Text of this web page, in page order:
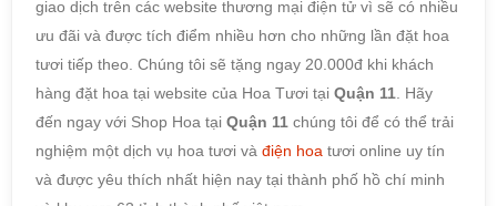
giao dịch trên các website thương mại điện tử vì sẽ có nhiều
ưu đãi và được tích điểm nhiều hơn cho những lần đặt hoa
tươi tiếp theo. Chúng tôi sẽ tặng ngay 20.000đ khi khách
hàng đặt hoa tại website của Hoa Tươi tại Quận 11 . Hãy
đến ngay với Shop Hoa tại Quận 11 chúng tôi để có thể trải
nghiệm một dịch vụ hoa tươi và điện hoa tươi online uy tín
và được yêu thích nhất hiện nay tại thành phố hồ chí minh